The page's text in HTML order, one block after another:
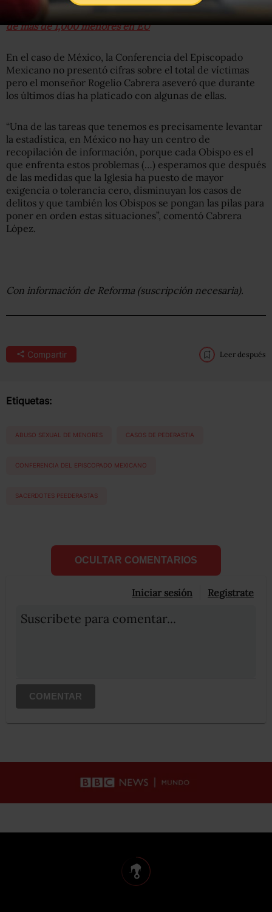
de más de 1,000 menores en EU
En el caso de México, la Conferencia del Episcopado
Mexicano no presentó cifras sobre el total de víctimas
pero el monseñor Rogelio Cabrera aseveró que durante
los últimos días ha platicado con algunas de ellas.
“Una de las tareas que tenemos es precisamente levantar
la estadística, en México no hay un centro de
recopilación de información, porque cada Obispo es el
que enfrenta estos problemas (…) esperamos que después
de las medidas que la Iglesia ha puesto de mayor
exigencia o tolerancia cero, disminuyan los casos de
delitos y que también los Obispos se pongan las pilas para
poner en orden estas situaciones”, comentó Cabrera
López.
Con información de Reforma (suscripción necesaria).
Compartir Leer después
Etiquetas:
ABUSO SEXUAL DE MENORES CASOS DE PEDERASTIA
CONFERENCIA DEL EPISCOPADO MEXICANO
SACERDOTES PEEDERASTAS
OCULTAR COMENTARIOS
Iniciar sesión Registrate
Suscribete para comentar...
COMENTAR